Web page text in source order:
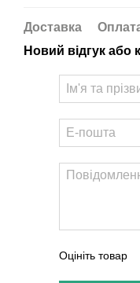
Доставка
Новий відгук або
Оцініть товар